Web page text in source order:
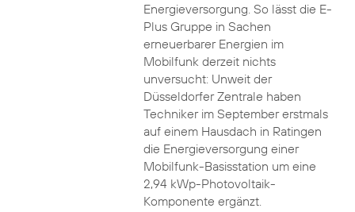
Energieversorgung. So lässt die E-
Plus Gruppe in Sachen
erneuerbarer Energien im
Mobilfunk derzeit nichts
unversucht: Unweit der
Düsseldorfer Zentrale haben
Techniker im September erstmals
auf einem Hausdach in Ratingen
die Energieversorgung einer
Mobilfunk-Basisstation um eine
2,94 kWp-Photovoltaik-
Komponente ergänzt.